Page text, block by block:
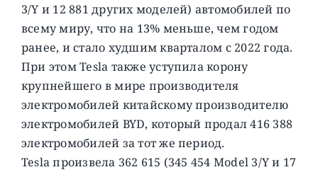
3/Y и 12 881 других моделей) автомобилей по
всему миру, что на 13% меньше, чем годом
ранее, и стало худшим кварталом с 2022 года.
При этом Tesla также уступила корону
крупнейшего в мире производителя
электромобилей китайскому производителю
электромобилей BYD, который продал 416 388
электромобилей за тот же период.
Tesla произвела 362 615 (345 454 Model 3/Y и 17